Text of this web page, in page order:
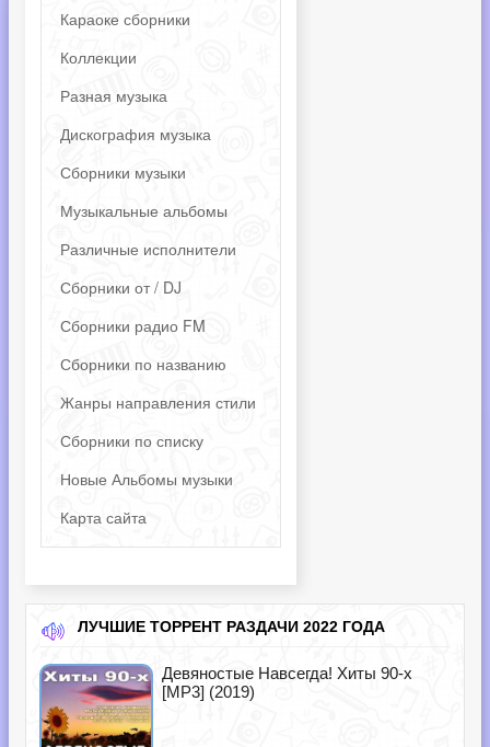
Караоке сборники
Коллекции
Разная музыка
Дискография музыка
Сборники музыки
Музыкальные альбомы
Различные исполнители
Сборники от / DJ
Сборники радио FM
Сборники по названию
Жанры направления стили
Сборники по списку
Новые Альбомы музыки
Карта сайта
ЛУЧШИЕ ТОРРЕНТ РАЗДАЧИ 2022 ГОДА
Девяностые Навсегда! Хиты 90-х
[MP3] (2019)